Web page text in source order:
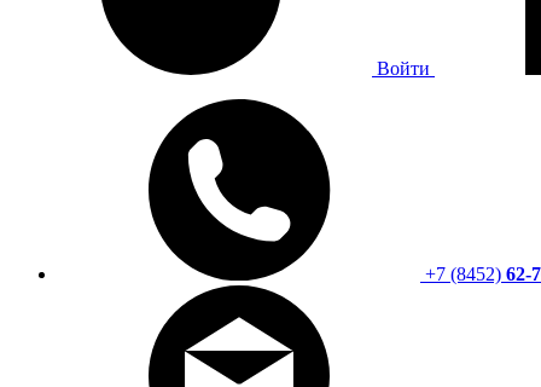
Войти
+7 (8452) 62-